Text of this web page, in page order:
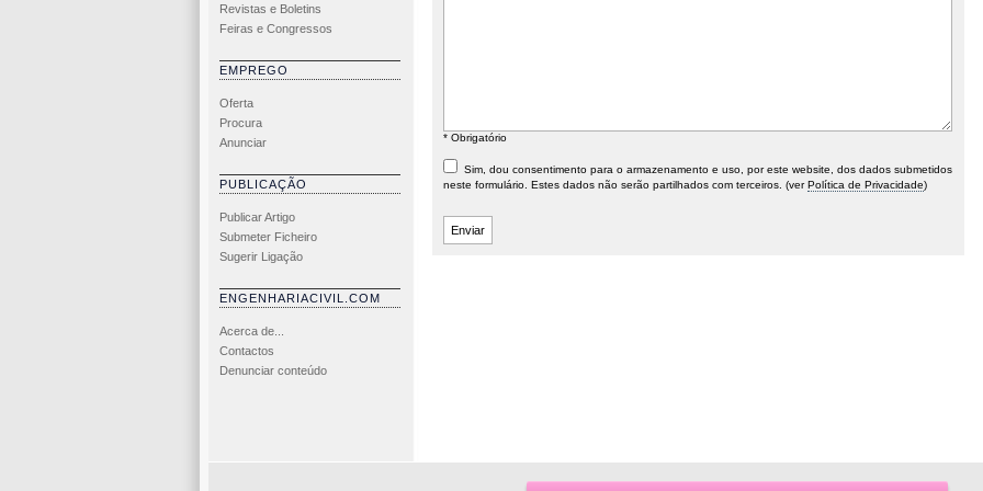
Revistas e Boletins
Feiras e Congressos
EMPREGO
Oferta
Procura
Anunciar
PUBLICAÇÃO
Publicar Artigo
Submeter Ficheiro
Sugerir Ligação
ENGENHARIACIVIL.COM
Acerca de...
Contactos
Denunciar conteúdo
* Obrigatório
Sim, dou consentimento para o armazenamento e uso, por este website, dos dados submetidos
neste formulário. Estes dados não serão partilhados com terceiros. (verPolítica de Privacidade)